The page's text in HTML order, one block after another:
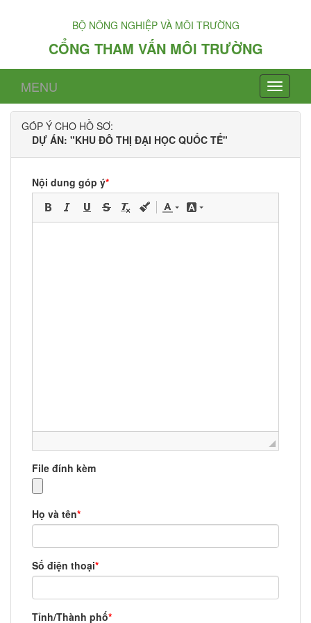
BỘ NÔNG NGHIỆP VÀ MÔI TRƯỜNG
CỔNG THAM VẤN MÔI TRƯỜNG
MENU
GÓP Ý CHO HỒ SƠ:
DỰ ÁN: "KHU ĐÔ THỊ ĐẠI HỌC QUỐC TẾ"
Nội dung góp ý*
File đính kèm
Họ và tên*
Số điện thoại*
Tỉnh/Thành phố*